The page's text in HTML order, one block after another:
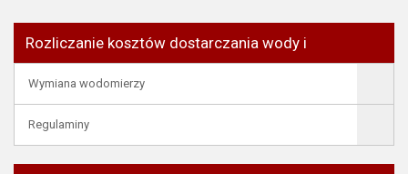
Rozliczanie kosztów dostarczania wody i
Wymiana wodomierzy
Regulaminy